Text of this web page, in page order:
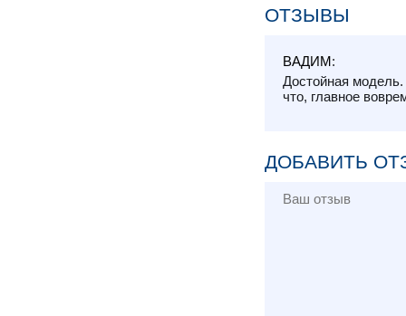
ОТЗЫВЫ
ВАДИМ:
Достойная
что, главное
ДОБАВИТЬ